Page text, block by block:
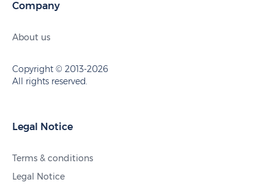
Company
About us
Copyright © 2013-2026
All rights reserved.
Legal Notice
Terms & conditions
Legal Notice